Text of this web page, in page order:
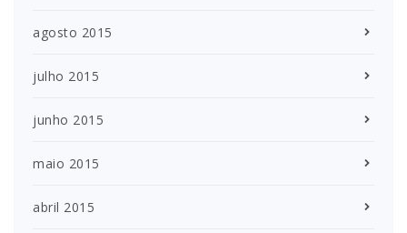
agosto 2015
julho 2015
junho 2015
maio 2015
abril 2015